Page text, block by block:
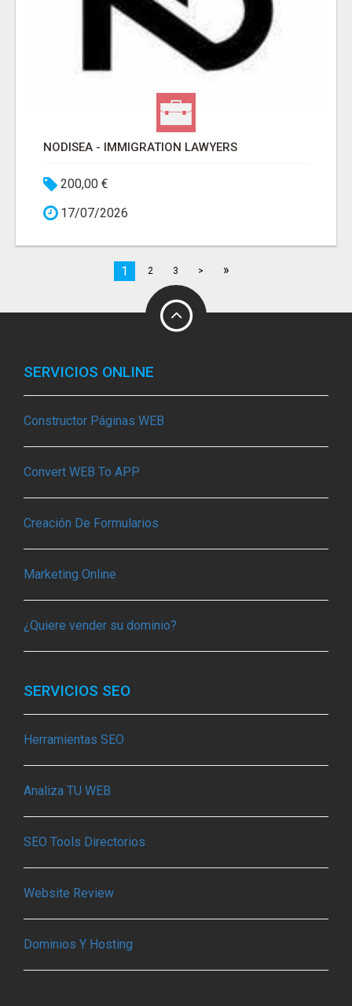
NODISEA - IMMIGRATION LAWYERS
200,00 €
17/07/2026
1 2 3 > »
SERVICIOS ONLINE
Constructor Páginas WEB
Convert WEB To APP
Creación De Formularios
Marketing Online
¿Quiere vender su dominio?
SERVICIOS SEO
Herramientas SEO
Analiza TU WEB
SEO Tools Directorios
Website Review
Dominios Y Hosting